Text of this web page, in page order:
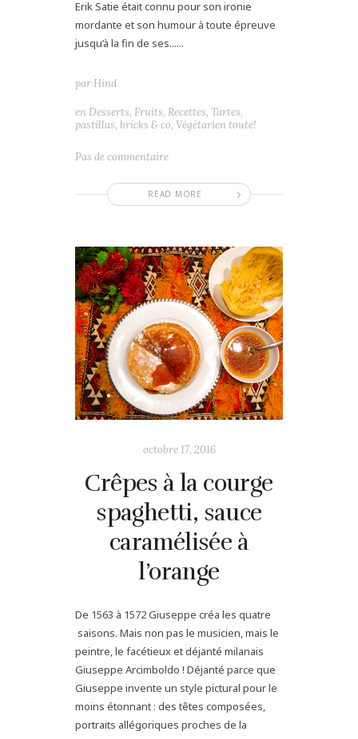
Erik Satie était connu pour son ironie
mordante et son humour à toute épreuve
jusqu’à la fin de ses......
READ MORE
par Hind
en Desserts, Fruits, Recettes, Tartes,
pastillas, bricks & co, Végétarien toute!
Pas de commentaire
octobre 17, 2016
Crêpes à la courge
spaghetti, sauce
caramélisée à
l’orange
De 1563 à 1572 Giuseppe créa les quatre
saisons. Mais non pas le musicien, mais le
peintre, le facétieux et déjanté milanais
Giuseppe Arcimboldo ! Déjanté parce que
Giuseppe invente un style pictural pour le
moins étonnant : des têtes composées,
portraits allégoriques proches de la